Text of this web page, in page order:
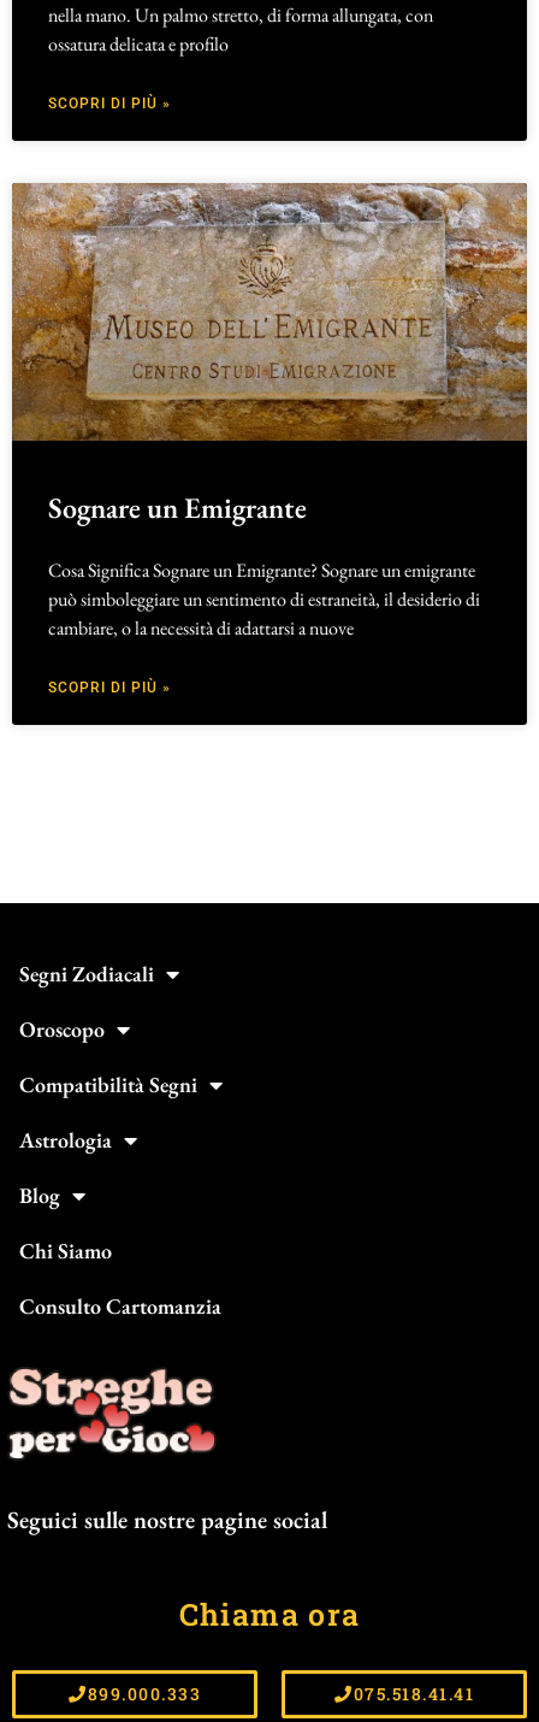
nella mano. Un palmo stretto, di forma allungata, con
ossatura delicata e profilo
SCOPRI DI PIÙ »
Sognare un Emigrante
Cosa Significa Sognare un Emigrante? Sognare un emigrante
può simboleggiare un sentimento di estraneità, il desiderio di
cambiare, o la necessità di adattarsi a nuove
SCOPRI DI PIÙ »
Chiama ora
899.000.333 075.518.41.41
Segni Zodiacali
Oroscopo
Compatibilità Segni
Astrologia
Blog
Chi Siamo
Consulto Cartomanzia
Seguici sulle nostre pagine social
e
b
t
a
Privacy Policy